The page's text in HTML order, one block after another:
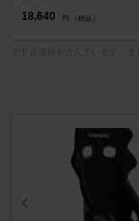
18,640 円 （税込）